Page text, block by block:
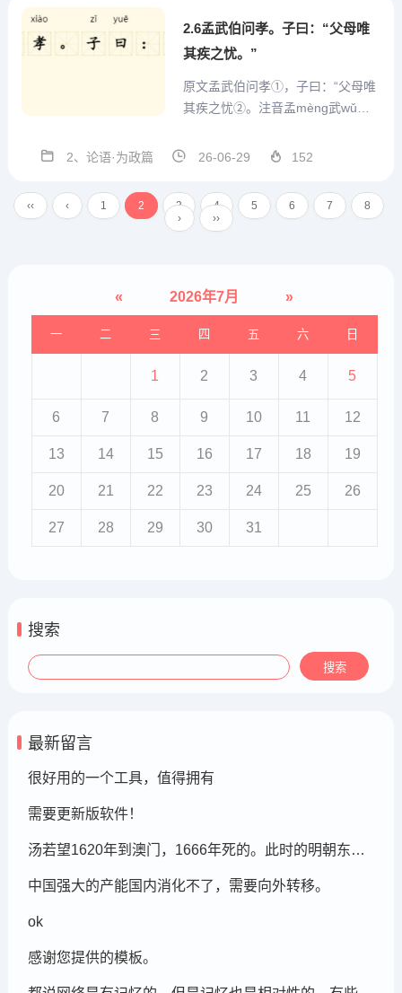
m...
2.6孟武伯问孝。子曰：“父母唯
其疾之忧。”
原文孟武伯问孝①，子曰：“父母唯
其疾之忧②。注音孟mèng武wǔ伯b
母mǔ唯wéi其qí疾jí之zhī忧yōu。”注
名彘(zhì)，“武”是谥号。②其：指
孝子。翻译...
2、论语·为政篇 26-06-29 152
‹‹ ‹ 1 2 3 4 5 6 7
8
›
››
« 2026年7月 »
一 二 三 四 五 六 日
1 2 3 4 5
6 7 8 9 10 11 12
13 14 15 16 17 18 19
20 21 22 23 24 25 26
27 28 29 30 31
搜索
最新留言
很好用的一个工具，值得拥有
需要更新版软件！
汤若望1620年到澳门，1666年死的。此时的明朝东北地区已经被后金国成立了，在明朝灭亡的崇祯年间，汤若望还能和明朝天文学家一起到东北地区做这个制定历法的比赛，很强大啊。鹤岗，在今天的黑龙江省东部的鹤岗市
中国强大的产能国内消化不了，需要向外转移。
ok
感谢您提供的模板。